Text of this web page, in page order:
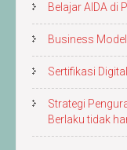
Belajar AIDA di
Business
Sertifikasi
Strategi
Berlaku tidak